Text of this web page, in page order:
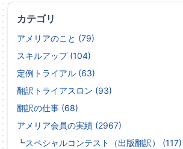
カテゴリ
アメリアのこと (79)
スキルアップ (104)
定例トライアル (63)
翻訳トライアスロン (93)
翻訳の仕事 (68)
アメリア会員の実績 (2967)
┗スペシャルコンテスト（出版翻訳） (117)